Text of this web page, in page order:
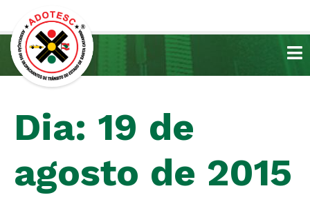
Dia: 19 de
agosto de 2015